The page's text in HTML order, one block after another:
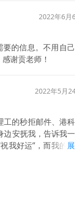
2022年6月
的信息。不用自
谢贡老师！
2022年5月
工的秒拒邮件、港
边安抚我，告诉我
我好运”，而我的